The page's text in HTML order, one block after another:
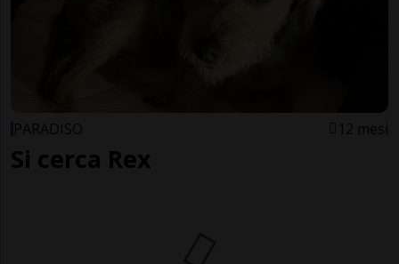
PARADISO 12 mesi
Si cerca Rex